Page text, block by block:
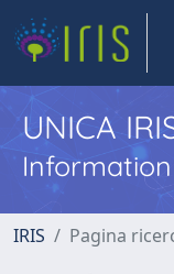
UNICA
IRIS Pagina